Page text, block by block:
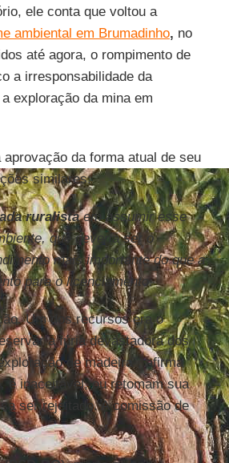
ele conta que voltou a
ambiental em Brumadinho, no
até agora, o rompimento de
a irresponsabilidade da
exploração da mina em
da forma atual de seu
similares:
ruralistaem assumir esse
que deveria ser o
mais importante do que a
para o licenciamento.
Um dos recursos era o
a fúria devastadora dos
de madeira”, afirma
é inaceitável, ou retomam sua
ser rejeitado. A comissão de